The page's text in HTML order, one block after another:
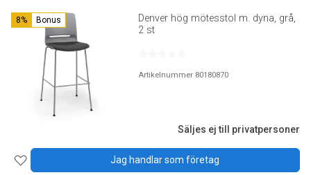
8% Bonus
Denver hög mötesstol m. dyna, grå,
2 st
Artikelnummer 80180870
Säljes ej till privatpersoner
Jag handlar som företag